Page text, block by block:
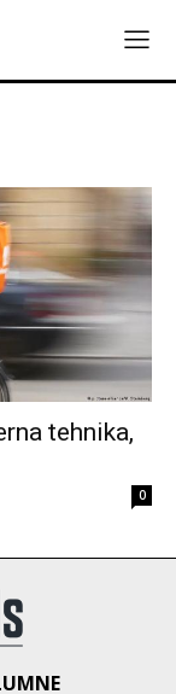
tehnika,
0